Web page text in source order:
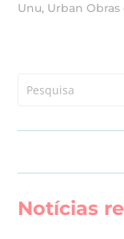
Unu, Urban Obras
Notícias